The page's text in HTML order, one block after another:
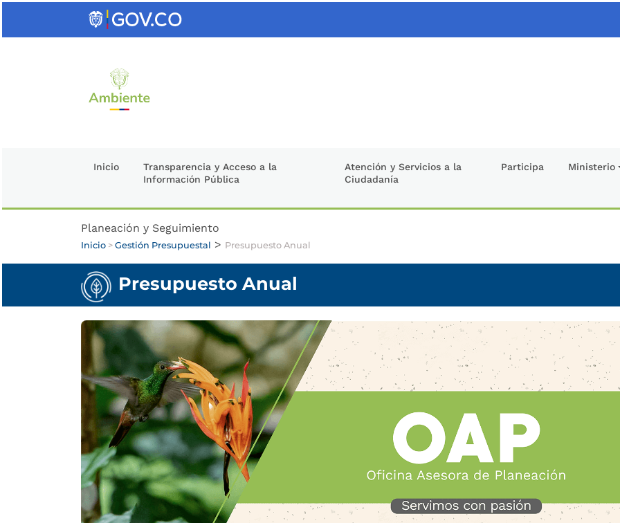
Inicio
Transparencia y Acceso a la
Información Pública
Atención y Servicios a la
Ciudadanía
Participa Ministerio
Planeación y Seguimiento
Inicio > Gestión Presupuestal > Presupuesto Anual
Presupuesto Anual